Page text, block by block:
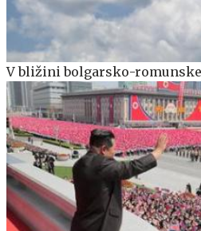
V bližini bolgarsko-